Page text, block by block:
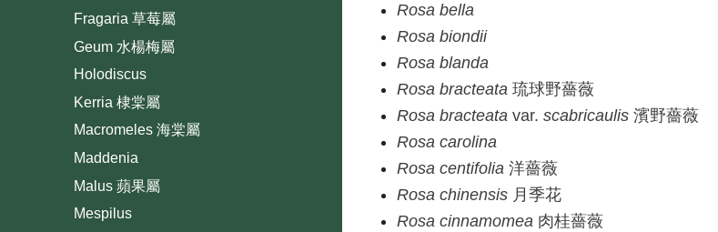
Fragaria 草莓屬
Geum 水楊梅屬
Holodiscus
Kerria 棣棠屬
Macromeles 海棠屬
Maddenia
Malus 蘋果屬
Mespilus
Rosa bella
Rosa biondii
Rosa blanda
Rosa bracteata 琉球野薔薇
Rosa bracteatavar. scabricaulis 濱野薔薇
Rosa carolina
Rosa centifolia 洋薔薇
Rosa chinensis 月季花
Rosa cinnamomea 肉桂薔薇